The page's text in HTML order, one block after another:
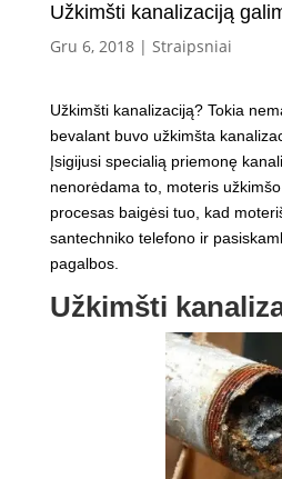
Užkimšti kanalizaciją
Gru 6, 2018| Straipsniai
Užkimšti kanalizaciją? Tokia
bevalant buvo užkimšta
Įsigijusi specialią priemonę
nenorėdama to, moteris
procesas baigėsi tuo, kad
santechniko telefono ir
pagalbos.
Užkimšti